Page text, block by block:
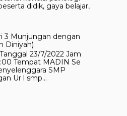
didik, gaya belajar,
3 Munjungan dengan
Diniyah)
23/7/2022 Jam
Tempat MADIN Se
SMP
Ur l smp...